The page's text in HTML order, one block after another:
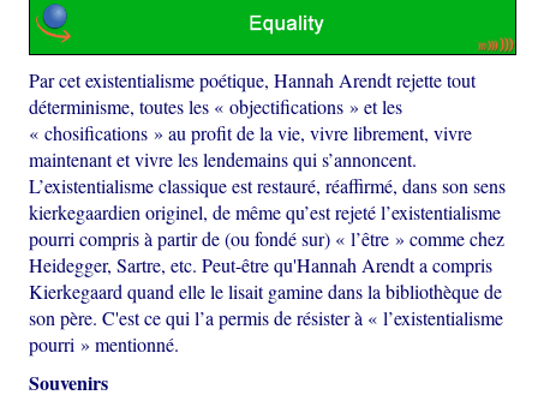
Par cet existentialisme poétique, Hannah Arendt rejette tout
déterminisme, toutes les « objectifications » et les
« chosifications » au profit de la vie, vivre librement, vivre
maintenant et vivre les lendemains qui s’annoncent.
L’existentialisme classique est restauré, réaffirmé, dans son sens
kierkegaardien originel, de même qu’est rejeté l’existentialisme
pourri compris à partir de (ou fondé sur) « l’être » comme chez
Heidegger, Sartre, etc. Peut-être qu'Hannah Arendt a compris
Kierkegaard quand elle le lisait gamine dans la bibliothèque de
son père. C'est ce qui l’a permis de résister à « l’existentialisme
pourri » mentionné.
Souvenirs